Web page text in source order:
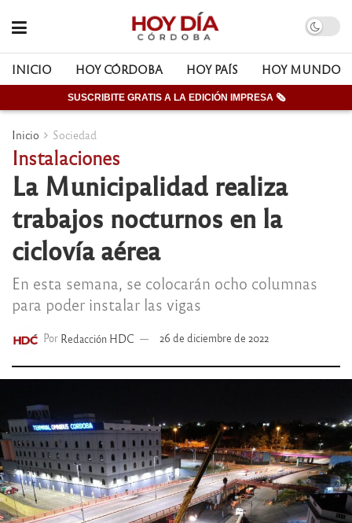
INICIO HOY CÓRDOBA HOY PAÍS HOY MUNDO
SUSCRIBITE GRATIS A LA EDICIÓN IMPRESA 🗞
Inicio Sociedad
Instalaciones
La Municipalidad realiza
trabajos nocturnos en la
ciclovía aérea
En esta semana, se colocarán ocho columnas
para poder instalar las vigas
Por Redacción HDC 26 de diciembre de 2022